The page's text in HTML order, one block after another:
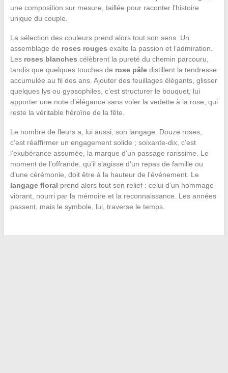
une composition sur mesure, taillée pour raconter l’histoire
unique du couple.
La sélection des couleurs prend alors tout son sens. Un
assemblage de roses rouges exalte la passion et l’admiration.
Les roses blanches célèbrent la pureté du chemin parcouru,
tandis que quelques touches de rose pâledistillent la tendresse
accumulée au fil des ans. Ajouter des feuillages élégants, glisser
quelques lys ou gypsophiles, c’est structurer le bouquet, lui
apporter une note d’élégance sans voler la vedette à la rose, qui
reste la véritable héroïne de la fête.
Le nombre de fleurs a, lui aussi, son langage. Douze roses,
c’est réaffirmer un engagement solide ; soixante-dix, c’est
l’exubérance assumée, la marque d’un passage rarissime. Le
moment de l’offrande, qu’il s’agisse d’un repas de famille ou
d’une cérémonie, doit être à la hauteur de l’événement. Le
langage floral prend alors tout son relief : celui d’un hommage
vibrant, nourri par la mémoire et la reconnaissance. Les années
passent, mais le symbole, lui, traverse le temps.